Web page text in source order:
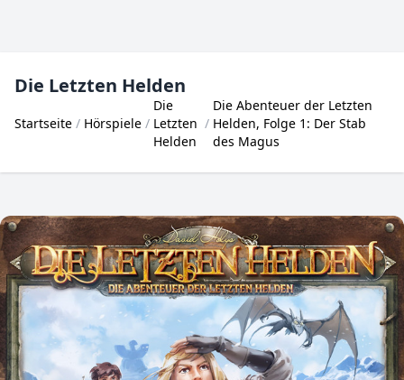
Die Letzten Helden
Startseite Hörspiele
Die
Letzten
Helden
Die Abenteuer der Letzten
Helden, Folge 1: Der Stab
des Magus